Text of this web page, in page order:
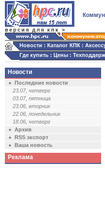
версия для кпк >
Новости : Каталог КПК :
Где купить : Цены :
Новости
Последние новости
23.07, четверг
03.07, пятница
23.06, вторник
22.06, понедельник
18.06, четверг
Архив
RSS экспорт
Ваша новость
Реклама